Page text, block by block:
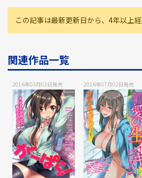
この記事は最新更新日から、4年以上経
関連作品一覧
2016年03月02日発売 2016年07月02日発売